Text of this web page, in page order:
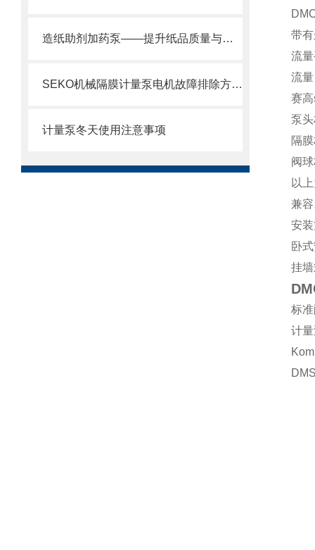
造纸助剂加药泵——提升纸品质量与生产效率的关键设备
SEKO机械隔膜计量泵电机故障排除方法2
计量泵冬天使用注意事项
带
流
流
赛
泵
隔
阀
以
兼
安
卧
挂
标
计